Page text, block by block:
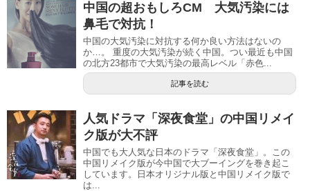
中国の超おもしろCM 大気汚染には
鼻毛で対抗！
中国の大気汚染に対抗する何か良い方法はないの
か…。 重度の大気汚染が続く中国。つい最近も中国
の北方23都市で大気汚染の最高レベル「赤色...
記事を読む
人気ドラマ「深夜食堂」の中国リメイ
ク版が大不評
中国でも大人気な日本のドラマ「深夜食堂」。この
中国リメイク版が今中国で大ブーイングを巻き起こ
しています。日本オリジナル版と中国リメイク版で
は...